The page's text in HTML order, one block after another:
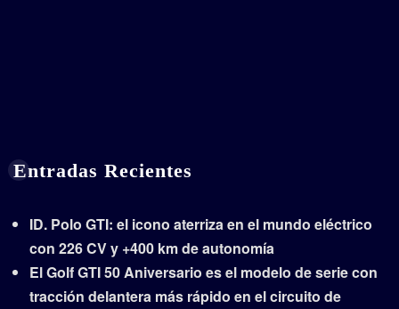
Entradas Recientes
ID. Polo GTI: el icono aterriza en el mundo eléctrico
con 226 CV y +400 km de autonomía
El Golf GTI 50 Aniversario es el modelo de serie con
tracción delantera más rápido en el circuito de